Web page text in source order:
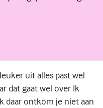
uit alles past wel
dat gaat wel over Ik
daar ontkom je niet aan